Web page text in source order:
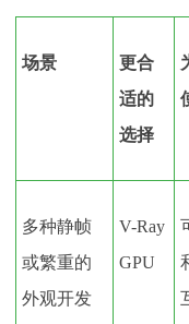
场景
更合
适的
选择
多种静帧
或繁重的
外观开发
V-Ray
GPU